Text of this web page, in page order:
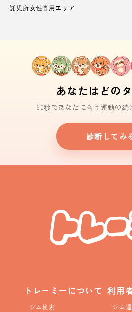
託児所女性専用エリア
あなたはどの
60秒であなたに合う運動の続
診断してみ
トレーミーについて
ジム検索
利用
ジム